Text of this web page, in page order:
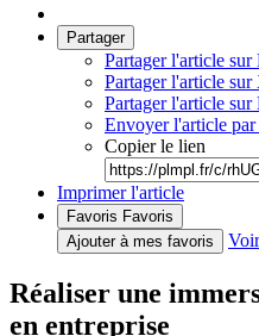
Partager
Partager l'article sur
Partager l'article sur
Partager l'article
Envoyer l'article par
Copier le lien
Imprimer l'article
Favoris Favoris
Ajouter à mes favoris
Réaliser une
en entreprise